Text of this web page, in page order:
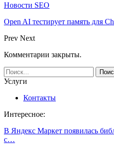
Новости SEO
Open AI тестирует память для
Prev Next
Комментарии закрыты.
Услуги
Контакты
Интересное:
В Яндекс Маркет появилась
с…